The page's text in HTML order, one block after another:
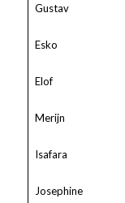
Gustav
Esko
Elof
Merijn
Isafara
Josephine